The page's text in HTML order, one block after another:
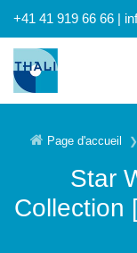
+41 41 919 66 66 |
Page d'accueil
Star
Collection